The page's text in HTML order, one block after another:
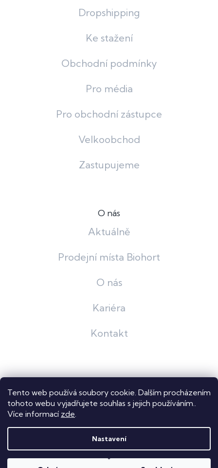
Tento web používá soubory cookie. Dalším procházením
tohoto webu vyjadřujete souhlas s jejich používáním..
Více informací zde.
Nastavení
Dropshipping
Ke stažení
Obchodní podmínky
Pro média
Pro obchodní zástupce
Velkoobchod
Zastupujeme
O nás
Aktuálně
Prodejní místa Biohort
O nás
Kariéra
Kontakt
Shoptet
Copyright 2026Dastech s.r.o.. Všechna práva vyhrazena.
Upravit nastavení cookies